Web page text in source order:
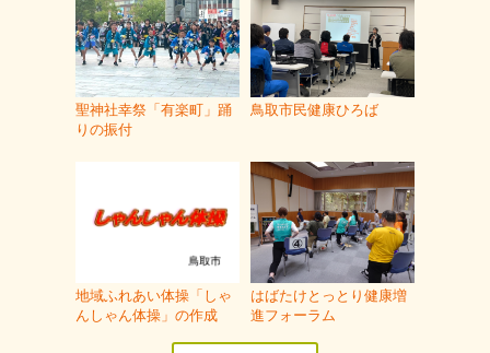
聖神社幸祭「有楽町」踊
りの振付
鳥取市民健康ひろば
地域ふれあい体操「しゃ
んしゃん体操」の作成
はばたけとっとり健康増
進フォーラム